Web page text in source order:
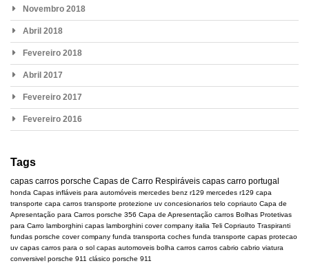
Novembro 2018
Abril 2018
Fevereiro 2018
Abril 2017
Fevereiro 2017
Fevereiro 2016
Tags
capas carros porsche Capas de Carro Respiráveis capas carro portugal
honda Capas infláveis para automóveis mercedes benz r129 mercedes r129 capa
transporte capa carros transporte protezione uv concesionarios telo copriauto Capa de
Apresentação para Carros porsche 356 Capa de Apresentação carros Bolhas Protetivas
para Carro lamborghini capas lamborghini cover company italia Teli Copriauto Traspiranti
fundas porsche cover company funda transporta coches funda transporte capas protecao
uv capas carros para o sol capas automoveis bolha carros carros cabrio cabrio viatura
conversivel porsche 911 clásico porsche 911